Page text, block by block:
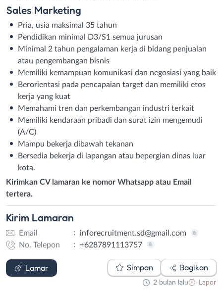
Sales Marketing
Pria, usia maksimal 35 tahun
Pendidikan minimal D3/S1 semua jurusan
Minimal 2 tahun pengalaman kerja di bidang penjualan
atau pengembangan bisnis
Memiliki kemampuan komunikasi dan negosiasi yang baik
Berorientasi pada pencapaian target dan memiliki etos
kerja yang kuat
Memahami tren dan perkembangan industri terkait
Memiliki kendaraan pribadi dan surat izin mengemudi
(A/C)
Mampu bekerja dibawah tekanan
Bersedia bekerja di lapangan atau bepergian dinas luar
kota.
Kirimkan CV lamaran ke nomor Whatsapp atau Email
tertera.
Kirim Lamaran
Email :
inforecruitment.sd@gmail.com
No. Telepon
: +6287891113757
Lamar
Email WhatsApp
Simpan Bagikan
2 bulan lalu Lapor